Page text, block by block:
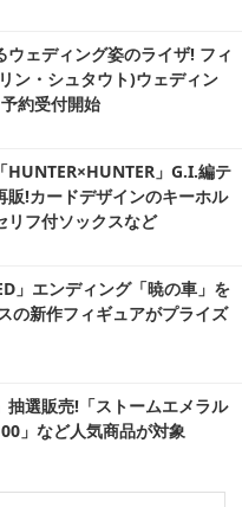
ェディング姿のライザ! フィ
ン・シュタウト)ウェディン
約受付開始
HUNTER×HUNTER」G.I.編テ
販!カードデザインのキーホル
リフ付ソックスなど
」エンディング「暁の車」を
の新作フィギュアがプライズ
抽選販売!「ストームエメラル
」など人気商品が対象